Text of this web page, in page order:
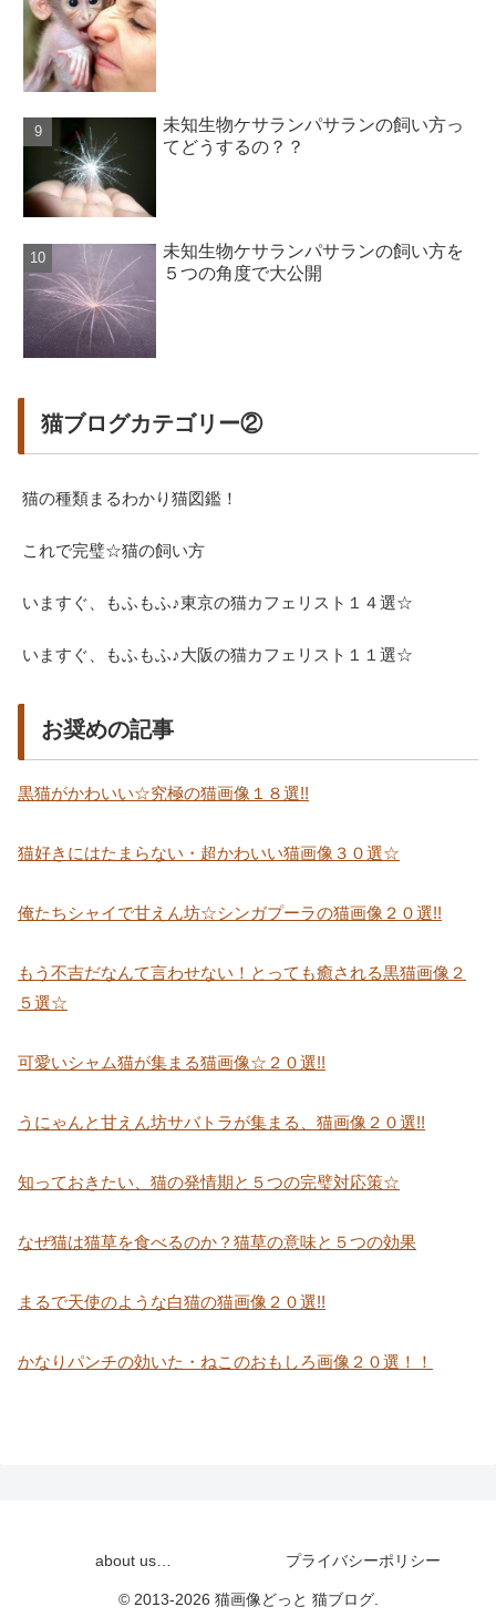
未知生物ケサランパサランの飼い方っ
てどうするの？？
未知生物ケサランパサランの飼い方を
５つの角度で大公開
猫ブログカテゴリー②
猫の種類まるわかり猫図鑑！
これで完璧☆猫の飼い方
いますぐ、もふもふ♪東京の猫カフェリスト１４選☆
いますぐ、もふもふ♪大阪の猫カフェリスト１１選☆
お奨めの記事
黒猫がかわいい☆究極の猫画像１８選!!
猫好きにはたまらない・超かわいい猫画像３０選☆
俺たちシャイで甘えん坊☆シンガプーラの猫画像２０選!!
もう不吉だなんて言わせない！とっても癒される黒猫画像２
５選☆
可愛いシャム猫が集まる猫画像☆２０選!!
うにゃんと甘えん坊サバトラが集まる、猫画像２０選!!
知っておきたい、猫の発情期と５つの完璧対応策☆
なぜ猫は猫草を食べるのか？猫草の意味と５つの効果
まるで天使のような白猫の猫画像２０選!!
かなりパンチの効いた・ねこのおもしろ画像２０選！！
about us… プライバシーポリシー
© 2013-2026 猫画像どっと 猫ブログ.